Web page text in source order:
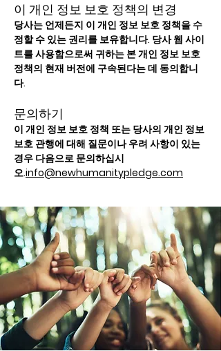
이 개인 정보 보호 정책의 변경
당사는 언제든지 이 개인 정보 보호 정책을 수
정할 수 있는 권리를 보유합니다. 당사 웹 사이
트를 사용함으로써 귀하는 본 개인 정보 보호
정책의 현재 버전에 구속된다는 데 동의합니
다.
문의하기
이 개인 정보 보호 정책 또는 당사의 개인 정보
보호 관행에 대해 질문이나 우려 사항이 있는
경우 다음으로 문의하십시
오.info@newhumanitypledge.com